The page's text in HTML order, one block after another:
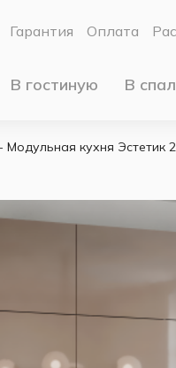
Гарантия Оплата
В гостиную В
- Модульная кухня